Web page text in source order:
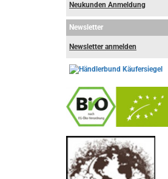
Neukunden Anmeldung
Newsletter
Newsletter anmelden